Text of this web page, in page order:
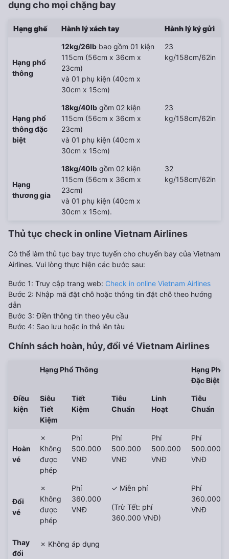
dụng cho mọi chặng bay
Hạng ghế Hành lý xách tay Hành lý ký gửi
Hạng phổ
thông
12kg/26lb bao gồm 01 kiện
115cm (56cm x 36cm x
23cm)
và 01 phụ kiện (40cm x
30cm x 15cm)
23
kg/158cm/62in
Hạng phổ
thông đặc
biệt
18kg/40lb gồm 02 kiện
115cm (56cm x 36cm x
23cm)
và 01 phụ kiện (40cm x
30cm x 15cm)
23
kg/158cm/62in
Hạng
thương gia
18kg/40lb gồm 02 kiện
115cm (56cm x 36cm x
23cm)
và 01 phụ kiện (40cm x
30cm x 15cm).
32
kg/158cm/62in
Thủ tục check in online Vietnam Airlines
Có thể làm thủ tục bay trực tuyến cho chuyến bay của Vietnam
Airlines. Vui lòng thực hiện các bước sau:
Bước 1: Truy cập trang web: Check in online Vietnam Airlines
Bước 2: Nhập mã đặt chỗ hoặc thông tin đặt chỗ theo hướng
dẫn
Bước 3: Điền thông tin theo yêu cầu
Bước 4: Sao lưu hoặc in thẻ lên tàu
Chính sách hoàn, hủy, đổi vé Vietnam Airlines
Hạng Phổ Thông
Hạng Phổ
Đặc Biệt
Điều
kiện
Siêu
Tiết
Kiệm
Tiết
Kiệm
Tiêu
Chuẩn
Linh
Hoạt
Tiêu
Chuẩn
Hoàn
vé
✗
Không
được
phép
Phí
500.000
VNĐ
Phí
500.000
VNĐ
Phí
500.000
VNĐ
Phí
500.000
VNĐ
Đổi
vé
✗
Không
được
phép
Phí
360.000
VNĐ
✓ Miễn phí
(Trừ Tết: phí
360.000 VNĐ)
Phí
360.000
VNĐ
Thay
đổi
✗ Không áp dụng